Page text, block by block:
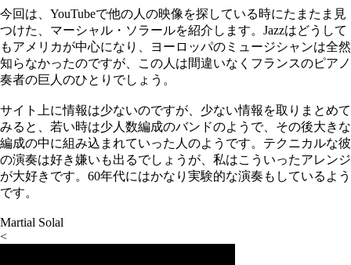
今回は、YouTubeで他の人の映像を探している時にたまたま見
つけた、マーシャル・ソラールを紹介します。Jazzはどうして
もアメリカが中心になり、ヨーロッパのミュージシャンは全然
知らなかったのですが、この人は間違いなくフランスのピアノ
奏者の巨人のひとりでしょう。
サイト上に情報は少ないのですが、少ない情報を取りまとめて
みると、若い時は少人数編成のバンドのようで、その後大きな
編成の中に組み込まれていった人のようです。テクニカルな彼
の演奏は好き嫌いも出るでしょうが、私はこういったアレンジ
が大好きです。60年代にはかなり実験的な演奏もしているよう
です。
Martial Solal
<